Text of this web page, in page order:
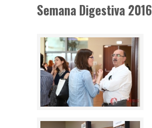
Semana Digestiva 2016